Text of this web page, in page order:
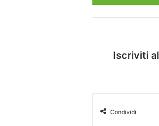
Iscriviti al
Condividi